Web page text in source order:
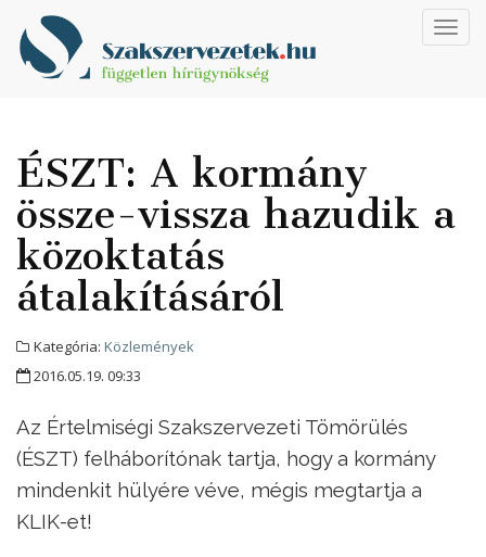
ÉSZT: A kormány
össze-vissza hazudik a
közoktatás
átalakításáról
Kategória: Közlemények
2016.05.19. 09:33
Az Értelmiségi Szakszervezeti Tömörülés
(ÉSZT) felháborítónak tartja, hogy a kormány
mindenkit hülyére véve, mégis megtartja a
KLIK-et!